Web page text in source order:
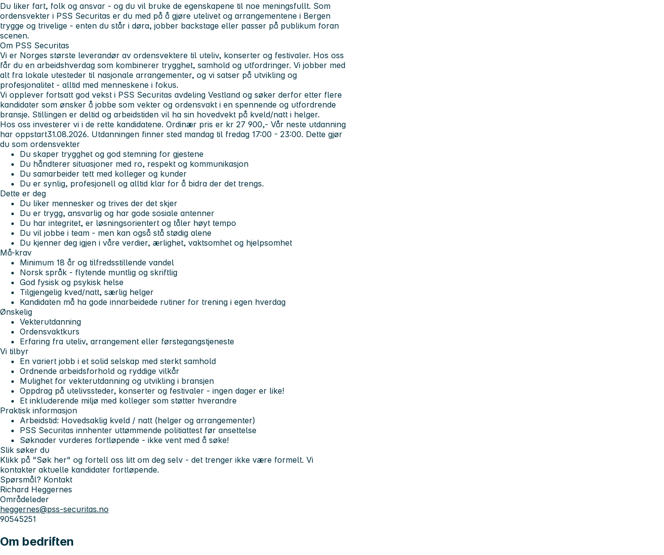
Du liker fart, folk og ansvar - og du vil bruke de egenskapene til noe meningsfullt. Som
ordensvekter i PSS Securitas er du med på å gjøre utelivet og arrangementene i Bergen
trygge og trivelige - enten du står i døra, jobber backstage eller passer på publikum foran
scenen.
Om PSS Securitas
Vi er Norges største leverandør av ordensvektere til uteliv, konserter og festivaler. Hos oss
får du en arbeidshverdag som kombinerer trygghet, samhold og utfordringer. Vi jobber med
alt fra lokale utesteder til nasjonale arrangementer, og vi satser på utvikling og
profesjonalitet - alltid med menneskene i fokus.
Vi opplever fortsatt god vekst i PSS Securitas avdeling Vestland og søker derfor etter flere
kandidater som ønsker å jobbe som vekter og ordensvakt i en spennende og utfordrende
bransje. Stillingen er deltid og arbeidstiden vil ha sin hovedvekt på kveld/natt i helger.
Hos oss investerer vi i de rette kandidatene. Ordinær pris er kr 27 900,- Vår neste utdanning
har oppstart31.08.2026. Utdanningen finner sted mandag til fredag 17:00 - 23:00. Dette gjør
du som ordensvekter
Du skaper trygghet og god stemning for gjestene
Du håndterer situasjoner med ro, respekt og kommunikasjon
Du samarbeider tett med kolleger og kunder
Du er synlig, profesjonell og alltid klar for å bidra der det trengs.
Dette er deg
Du liker mennesker og trives der det skjer
Du er trygg, ansvarlig og har gode sosiale antenner
Du har integritet, er løsningsorientert og tåler høyt tempo
Du vil jobbe i team - men kan også stå stødig alene
Du kjenner deg igjen i våre verdier, ærlighet, vaktsomhet og hjelpsomhet
Må-krav
Minimum 18 år og tilfredsstillende vandel
Norsk språk - flytende muntlig og skriftlig
God fysisk og psykisk helse
Tilgjengelig kved/natt, særlig helger
Kandidaten må ha gode innarbeidede rutiner for trening i egen hverdag
Ønskelig
Vekterutdanning
Ordensvaktkurs
Erfaring fra uteliv, arrangement eller førstegangstjeneste
Vi tilbyr
En variert jobb i et solid selskap med sterkt samhold
Ordnende arbeidsforhold og ryddige vilkår
Mulighet for vekterutdanning og utvikling i bransjen
Oppdrag på utelivssteder, konserter og festivaler - ingen dager er like!
Et inkluderende miljø med kolleger som støtter hverandre
Praktisk informasjon
Arbeidstid: Hovedsaklig kveld / natt (helger og arrangementer)
PSS Securitas innhenter uttømmende politiattest før ansettelse
Søknader vurderes fortløpende - ikke vent med å søke!
Slik søker du
Klikk på "Søk her" og fortell oss litt om deg selv - det trenger ikke være formelt. Vi
kontakter aktuelle kandidater fortløpende.
Spørsmål? Kontakt
Richard Heggernes
Områdeleder
heggernes@pss-securitas.no
90545251
Om bedriften